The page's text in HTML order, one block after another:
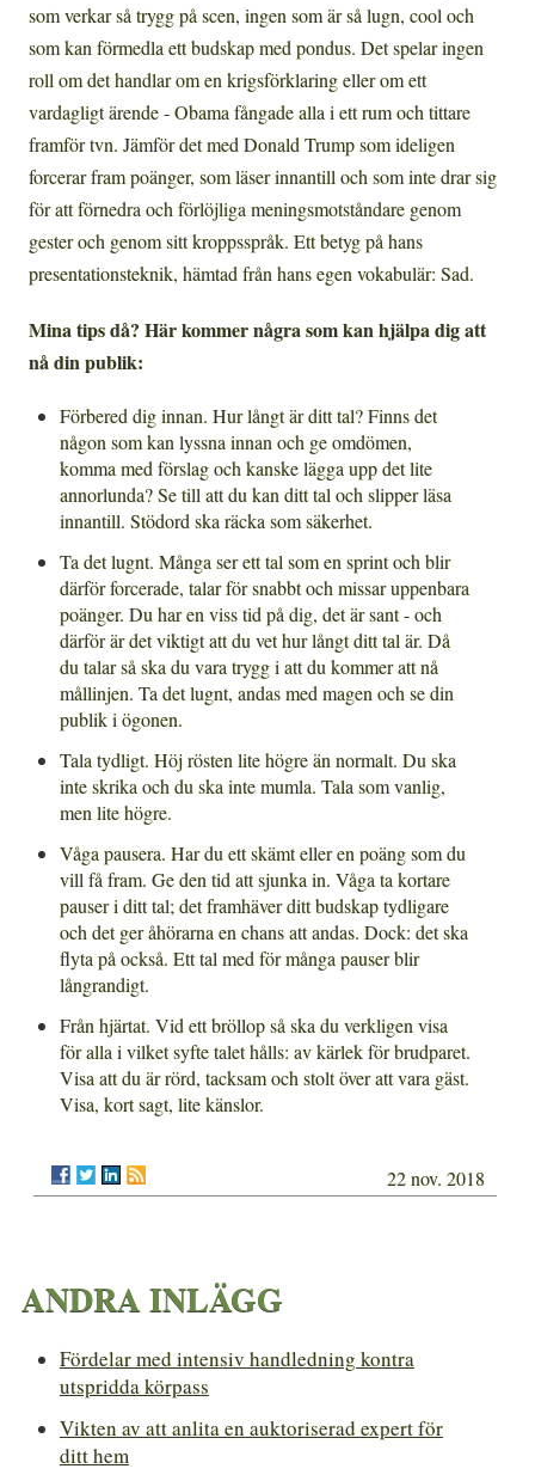
som verkar så trygg på scen, ingen som är så lugn, cool och
som kan förmedla ett budskap med pondus. Det spelar ingen
roll om det handlar om en krigsförklaring eller om ett
vardagligt ärende - Obama fångade alla i ett rum och tittare
framför tvn. Jämför det med Donald Trump som ideligen
forcerar fram poänger, som läser innantill och som inte drar sig
för att förnedra och förlöjliga meningsmotståndare genom
gester och genom sitt kroppsspråk. Ett betyg på hans
presentationsteknik, hämtad från hans egen vokabulär: Sad.
Mina tips då? Här kommer några som kan hjälpa dig att
nå din publik:
Förbered dig innan. Hur långt är ditt tal? Finns det
någon som kan lyssna innan och ge omdömen,
komma med förslag och kanske lägga upp det lite
annorlunda? Se till att du kan ditt tal och slipper läsa
innantill. Stödord ska räcka som säkerhet.
Ta det lugnt. Många ser ett tal som en sprint och blir
därför forcerade, talar för snabbt och missar uppenbara
poänger. Du har en viss tid på dig, det är sant - och
därför är det viktigt att du vet hur långt ditt tal är. Då
du talar så ska du vara trygg i att du kommer att nå
mållinjen. Ta det lugnt, andas med magen och se din
publik i ögonen.
Tala tydligt. Höj rösten lite högre än normalt. Du ska
inte skrika och du ska inte mumla. Tala som vanlig,
men lite högre.
Våga pausera. Har du ett skämt eller en poäng som du
vill få fram. Ge den tid att sjunka in. Våga ta kortare
pauser i ditt tal; det framhäver ditt budskap tydligare
och det ger åhörarna en chans att andas. Dock: det ska
flyta på också. Ett tal med för många pauser blir
långrandigt.
Från hjärtat. Vid ett bröllop så ska du verkligen visa
för alla i vilket syfte talet hålls: av kärlek för brudparet.
Visa att du är rörd, tacksam och stolt över att vara gäst.
Visa, kort sagt, lite känslor.
22 nov. 2018
ANDRA INLÄGG
Fördelar med intensiv handledning kontra
utspridda körpass
Vikten av att anlita en auktoriserad expert för
ditt hem